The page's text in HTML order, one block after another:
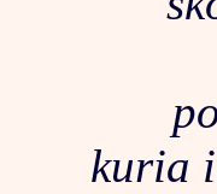
kuria